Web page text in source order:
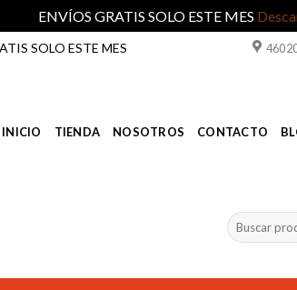
ENVÍOS GRATIS SOLO ESTE MES
SOLO ESTE MES
INICIO TIENDA NOSOTROS CONTACTO
Buscar
por: